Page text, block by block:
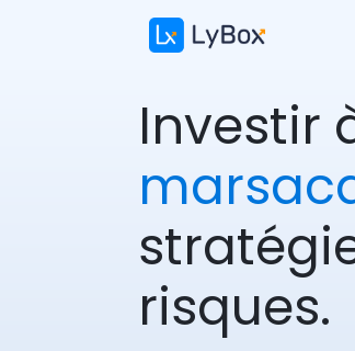
Investir
risques.